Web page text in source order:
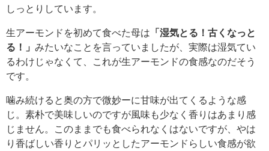
しっとりしています。
生アーモンドを初めて食べた母は 「湿気とる！古くなっと
る！」 みたいなことを言っていましたが、実際は湿気てい
るわけじゃなくて、これが生アーモンドの食感なのだそう
です。
噛み続けると奥の方で微妙ーに甘味が出てくるような感
じ。素朴で美味しいのですが風味も少なく香りはあまり感
じません。このままでも食べられなくはないですが、やは
り香ばしい香りとパリッとしたアーモンドらしい食感が欲